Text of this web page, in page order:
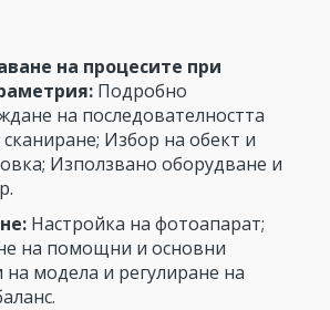
на процесите при
Подробно
на последователността
Избор на обект и
Използвано оборудване и
Настройка на фотоапарат;
на помощни и основни
на модела и регулиране на